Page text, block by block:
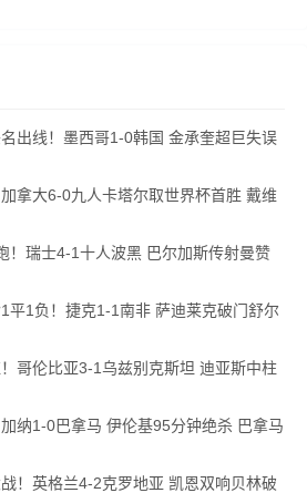
出线！墨西哥1-0韩国 金承奎超巨失误
拿大6-0九人卡塔尔取世界杯首胜 戴维
！瑞士4-1十人波黑 巴尔加斯传射曼赞
平1负！捷克1-1南非 萨迪莱克破门舒尔
哥伦比亚3-1乌兹别克斯坦 迪亚斯中柱
纳1-0巴拿马 伊伦基95分钟绝杀 巴拿马
！英格兰4-2克罗地亚 凯恩双响贝林破